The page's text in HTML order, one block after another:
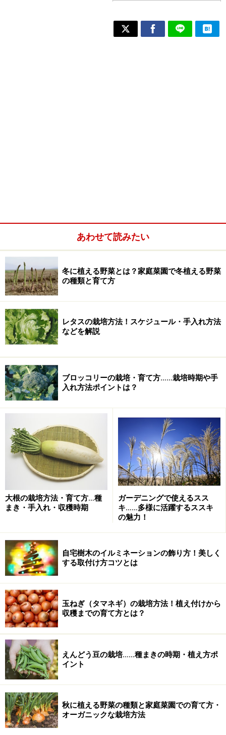
あわせて読みたい
冬に植える野菜とは？家庭菜園で冬植える野菜
の種類と育て方
レタスの栽培方法！スケジュール・手入れ方法
などを解説
ブロッコリーの栽培・育て方……栽培時期や手
入れ方法ポイントは？
大根の栽培方法・育て方…種
まき・手入れ・収穫時期
ガーデニングで使えるスス
キ……多様に活躍するススキ
の魅力！
自宅樹木のイルミネーションの飾り方！美しく
する取付け方コツとは
玉ねぎ（タマネギ）の栽培方法！植え付けから
収穫までの育て方とは？
えんどう豆の栽培……種まきの時期・植え方ポ
イント
秋に植える野菜の種類と家庭菜園での育て方・
オーガニックな栽培方法